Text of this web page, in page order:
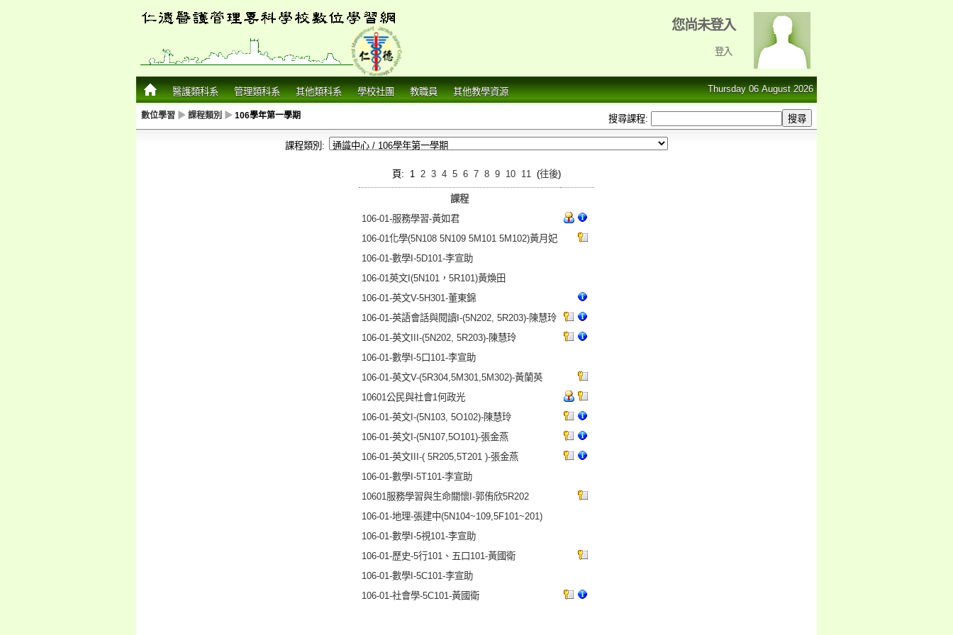
您尚未登入
登入
Thursday 06 August 2026
醫護類科系 管理類科系 其他類科系 學校社團 教職員 其他教學資源
數位學習 ▶ 課程類別 ▶106學年第一學期 搜尋課程:
課程類別:
頁: 1 2 3 4 5 6 7 8 9 10 11 (往後)
課程
106-01-服務學習-黃如君
106-01化學(5N108 5N109 5M101 5M102)黃月妃
106-01-數學I-5D101-李宣助
106-01英文I(5N101，5R101)黃煥田
106-01-英文V-5H301-董東錦
106-01-英語會話與閱讀I-(5N202, 5R203)-陳慧玲
106-01-英文III-(5N202, 5R203)-陳慧玲
106-01-數學I-5口101-李宣助
106-01-英文V-(5R304,5M301,5M302)-黃蘭英
10601公民與社會1何政光
106-01-英文I-(5N103, 5O102)-陳慧玲
106-01-英文I-(5N107,5O101)-張金燕
106-01-英文III-( 5R205,5T201 )-張金燕
106-01-數學I-5T101-李宣助
10601服務學習與生命關懷I-郭侑欣5R202
106-01-地理-張建中(5N104~109,5F101~201)
106-01-數學I-5視101-李宣助
106-01-歷史-5行101、五口101-黃國衛
106-01-數學I-5C101-李宣助
106-01-社會學-5C101-黃國衛